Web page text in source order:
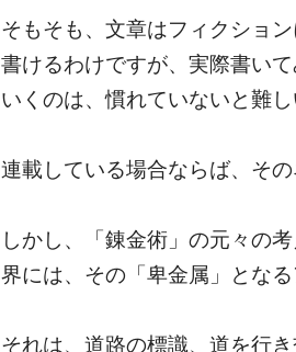
そもそも、文章はフィクショ
書けるわけですが、実際書い
いくのは、慣れていないと難し
連載している場合ならば、そ
しかし、「錬金術」の元々の
界には、その「卑金属」とな
それは、道路の標識、道を行